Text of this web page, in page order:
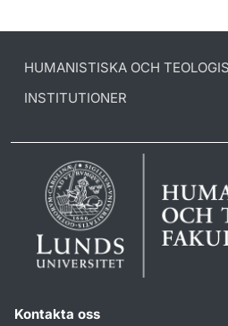
HUMANISTISKA OCH
INSTITUTIONER
Kontakta oss